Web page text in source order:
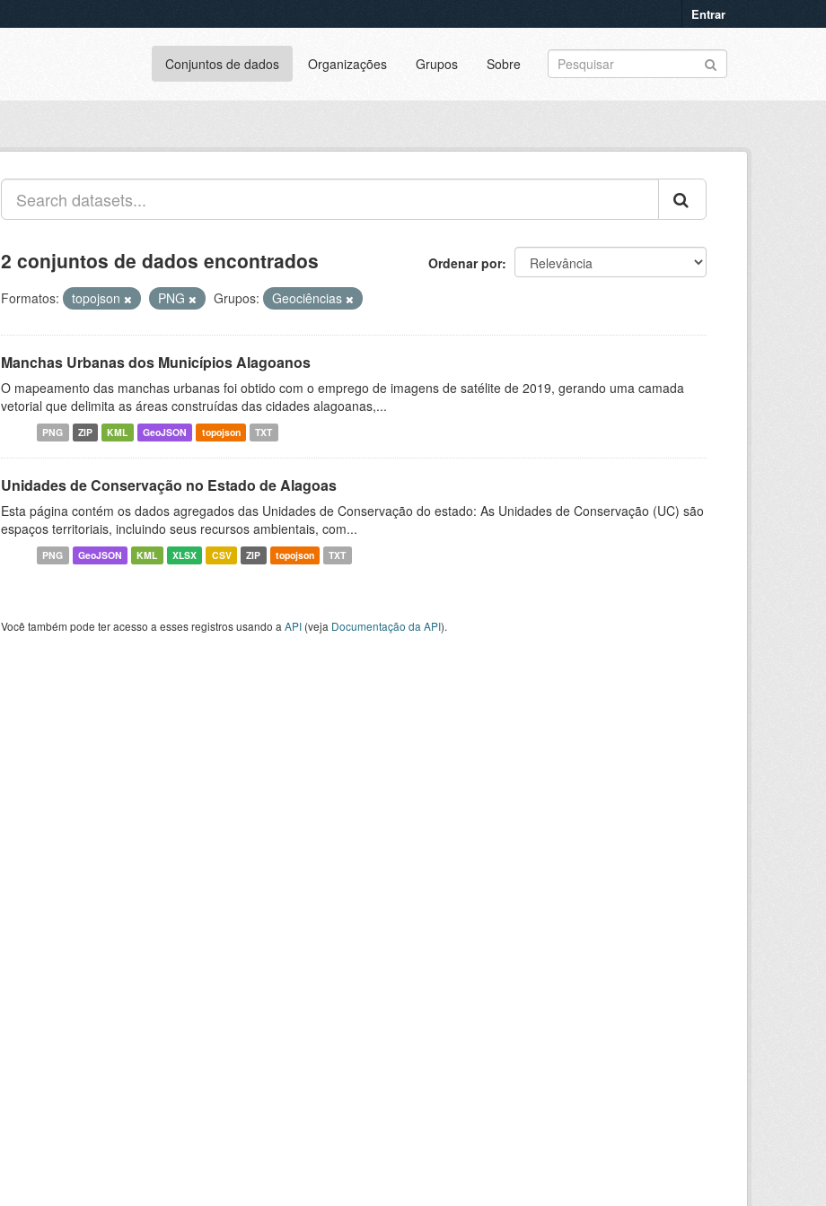
Entrar
Conjuntos de dados Organizações Grupos Sobre
Ordenar por
2 conjuntos de dados encontrados
Formatos: topojson PNG Grupos: Geociências
Manchas Urbanas dos Municípios Alagoanos
O mapeamento das manchas urbanas foi obtido com o emprego de imagens de satélite de 2019, gerando uma camada
vetorial que delimita as áreas construídas das cidades alagoanas,...
PNG ZIP KML GeoJSON topojson TXT
Unidades de Conservação no Estado de Alagoas
Esta página contém os dados agregados das Unidades de Conservação do estado: As Unidades de Conservação (UC) são
espaços territoriais, incluindo seus recursos ambientais, com...
PNG GeoJSON KML XLSX CSV ZIP topojson TXT
Você também pode ter acesso a esses registros usando a API (veja Documentação da API).